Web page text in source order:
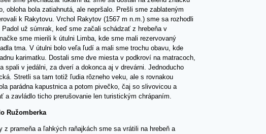
obloha bola zatiahnutá, ale nepršalo. Prešli sme zablateným
k Rakytovu. Vrchol Rakytov (1567 m n.m.) sme sa rozhodli
už súmrak, keď sme začali schádzať z hrebeňa v
sme mierili k útulni Limba, kde sme mali rezervovaný
tma. V útulni bolo veľa ľudí a mali sme trochu obavu, kde
karimatku. Dostali sme dve miesta v podkroví na matracoch,
spali v jedálni, za dverí a dokonca aj v drevárni. Jednoducho
Stretli sa tam totiž ľudia rôzneho veku, ale s rovnakou
parádna kapustnica a potom pivečko, čaj so slivovicou a
a zavládlo ticho prerušovanie len turistickým chrápaním.
Ružomberka
z prameňa a ľahkých raňajkách sme sa vrátili na hrebeň a